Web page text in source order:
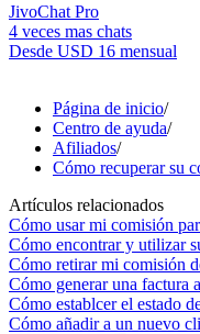
JivoChat Pro
4 veces mas chats
Desde USD 16 mensual
Página de inicio/
Centro de ayuda/
Afiliados/
Cómo recuperar su
Artículos relacionados
Cómo usar mi comisión
Cómo encontrar y utilizar
Cómo retirar mi comisión
Cómo generar una factura
Cómo establcer el estado
Cómo añadir a un nuevo